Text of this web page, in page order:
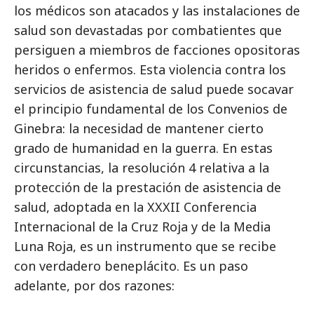
los médicos son atacados y las instalaciones de
salud son devastadas por combatientes que
persiguen a miembros de facciones opositoras
heridos o enfermos. Esta violencia contra los
servicios de asistencia de salud puede socavar
el principio fundamental de los Convenios de
Ginebra: la necesidad de mantener cierto
grado de humanidad en la guerra. En estas
circunstancias, la resolución 4 relativa a la
protección de la prestación de asistencia de
salud, adoptada en la XXXII Conferencia
Internacional de la Cruz Roja y de la Media
Luna Roja, es un instrumento que se recibe
con verdadero beneplácito. Es un paso
adelante, por dos razones: